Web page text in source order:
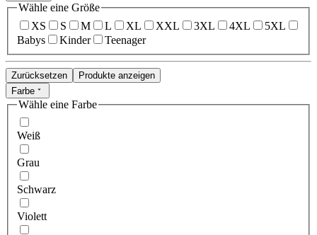
Wähle eine Größe
XS
S M L XL XXL 3XL 4XL
5XL
Babys
Kinder Teenager
Zurücksetzen
Produkte anzeigen
Farbe
Wähle eine Farbe
Weiß
Grau
Schwarz
Violett